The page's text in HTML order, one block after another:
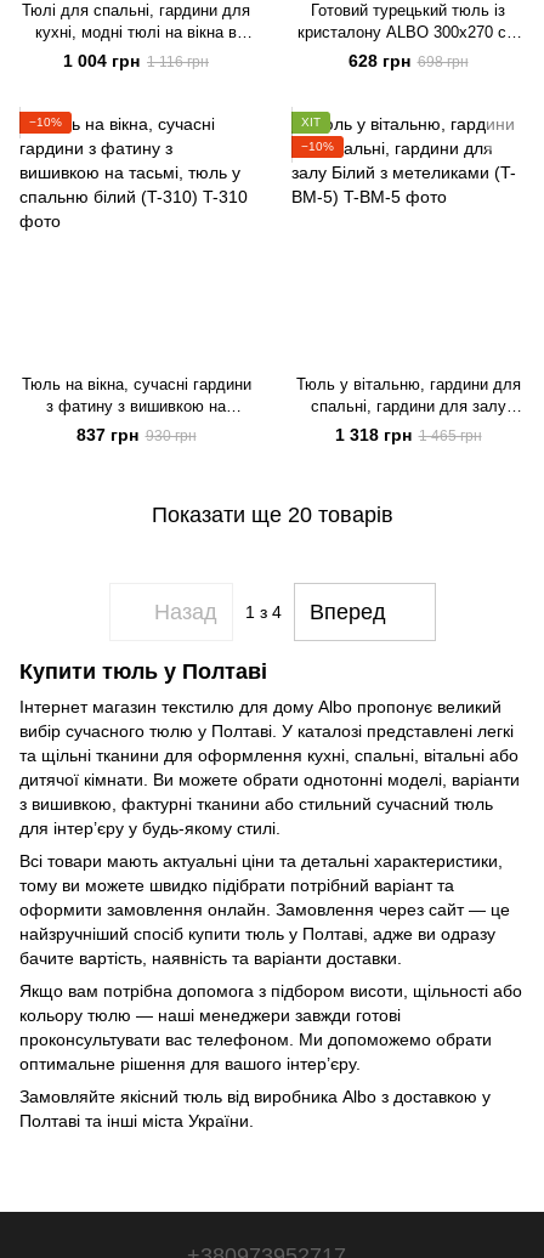
Тюлі для спальні, гардини для
кухні, модні тюлі на вікна в
дитячу кімнату Білий (T-L-4)
1 004 грн 1 116 грн
Готовий турецький тюль із
кристалону ALBO 300x270 cm
Білий (T-KR-3)
628 грн 698 грн
−10%
Тюль на вікна, сучасні гардини
з фатину з вишивкою на
тасьмі, тюль у спальню білий
(T-310)
837 грн 930 грн
ХІТ
−10%
Тюль у вітальню, гардини для
спальні, гардини для залу
Білий з метеликами (T-BM-5)
1 318 грн 1 465 грн
Показати ще 20 товарів
Назад 1 з 4 Вперед
Купити тюль у Полтаві
Інтернет магазин текстилю для дому Albo пропонує великий
вибір сучасного тюлю у Полтаві. У каталозі представлені легкі
та щільні тканини для оформлення кухні, спальні, вітальні або
дитячої кімнати. Ви можете обрати однотонні моделі, варіанти
з вишивкою, фактурні тканини або стильний сучасний тюль
для інтер’єру у будь‑якому стилі.
Всі товари мають актуальні ціни та детальні характеристики,
тому ви можете швидко підібрати потрібний варіант та
оформити замовлення онлайн. Замовлення через сайт — це
найзручніший спосіб купити тюль у Полтаві, адже ви одразу
бачите вартість, наявність та варіанти доставки.
Якщо вам потрібна допомога з підбором висоти, щільності або
кольору тюлю — наші менеджери завжди готові
проконсультувати вас телефоном. Ми допоможемо обрати
оптимальне рішення для вашого інтер’єру.
Замовляйте якісний тюль від виробника Albo з доставкою у
Полтаві та інші міста України.